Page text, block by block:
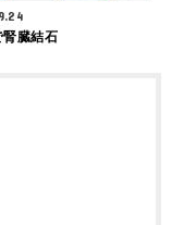
臓結石